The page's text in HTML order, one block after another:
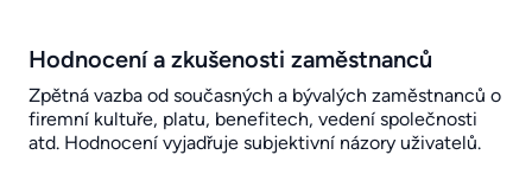
Hodnocení a zkušenosti zaměstnanců
Zpětná vazba od současných a bývalých zaměstnanců o
firemní kultuře, platu, benefitech, vedení společnosti
atd. Hodnocení vyjadřuje subjektivní názory uživatelů.